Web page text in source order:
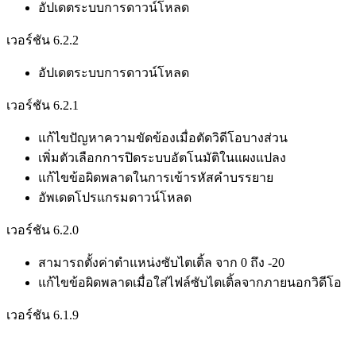
อัปเดตระบบการดาวน์โหลด
เวอร์ชัน 6.2.2
อัปเดตระบบการดาวน์โหลด
เวอร์ชัน 6.2.1
แก้ไขปัญหาความขัดข้องเมื่อตัดวิดีโอบางส่วน
เพิ่มตัวเลือกการปิดระบบอัตโนมัติในแผงแปลง
แก้ไขข้อผิดพลาดในการเข้ารหัสคำบรรยาย
อัพเดตโปรแกรมดาวน์โหลด
เวอร์ชัน 6.2.0
สามารถตั้งค่าตำแหน่งซับไตเติ้ล จาก 0 ถึง -20
แก้ไขข้อผิดพลาดเมื่อใส่ไฟล์ซับไตเติ้ลจากภายนอกวิดีโอ
เวอร์ชัน 6.1.9